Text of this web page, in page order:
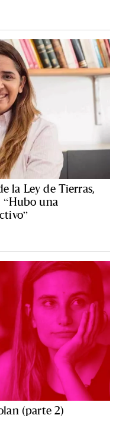
la Ley de Tierras,
“Hubo una
(parte 2)